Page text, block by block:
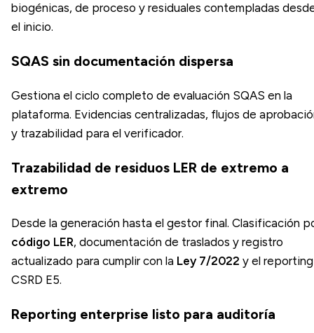
biogénicas, de proceso y residuales contempladas
el inicio.
SQAS sin documentación dispersa
Gestiona el ciclo completo de evaluación SQAS en la
plataforma. Evidencias centralizadas, flujos de
y trazabilidad para el verificador.
Trazabilidad de residuos LER de extremo a
extremo
Desde la generación hasta el gestor final. Clasificación
código LER, documentación de traslados y registro
actualizado para cumplir con la Ley 7/2022 y el reporting
CSRD E5.
Reporting enterprise listo para auditoría